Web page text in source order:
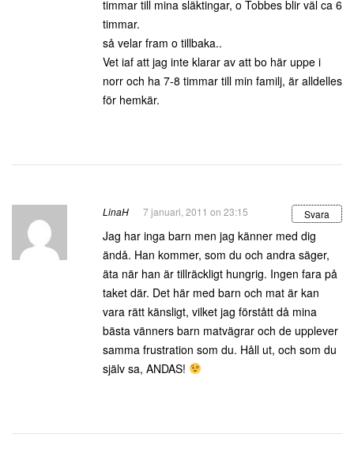
timmar till mina släktingar, o Tobbes blir väl ca 6
timmar.
så velar fram o tillbaka..
Vet iaf att jag inte klarar av att bo här uppe i
norr och ha 7-8 timmar till min familj, är alldelles
för hemkär.
LinaH 7 januari, 2011 on 23:15 Svara
Jag har inga barn men jag känner med dig
ändå. Han kommer, som du och andra säger,
äta när han är tillräckligt hungrig. Ingen fara på
taket där. Det här med barn och mat är kan
vara rätt känsligt, vilket jag förstått då mina
bästa vänners barn matvägrar och de upplever
samma frustration som du. Håll ut, och som du
själv sa, ANDAS!